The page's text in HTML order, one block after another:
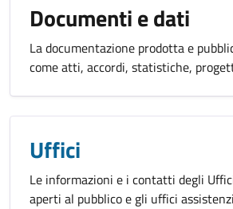
Documenti e dati
La documentazione prodotta e
come atti, accordi, statistiche,
Uffici
Le informazioni e i contatti degli
aperti al pubblico e gli uffici